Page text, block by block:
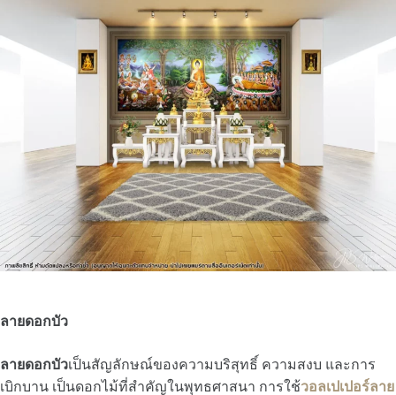
ลายดอกบัว
ลายดอกบัวเป็นสัญลักษณ์ของความบริสุทธิ์ ความสงบ และการ
เบิกบาน เป็นดอกไม้ที่สำคัญในพุทธศาสนา การใช้วอลเปเปอร์ลาย